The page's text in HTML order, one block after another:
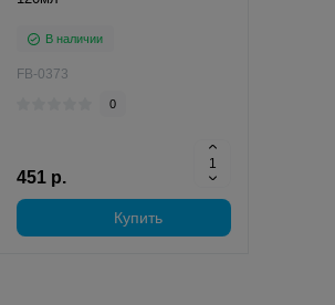
В наличии
FB-0373
0
451 р.
Купить